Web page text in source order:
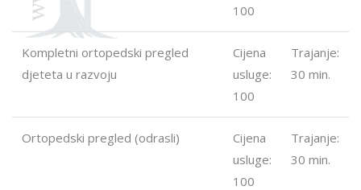
100
Kompletni ortopedski pregled
djeteta u razvoju
Cijena
usluge:
100
Trajanje:
30 min.
Ortopedski pregled (odrasli)
Cijena
usluge:
100
Trajanje:
30 min.